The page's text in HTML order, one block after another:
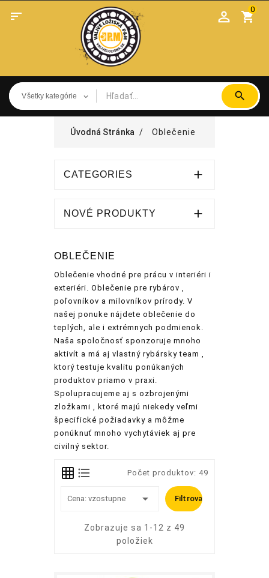
 shopping_cart
0
Úvodná Stránka Oblečenie
CATEGORIES 
NOVÉ PRODUKTY 
OBLEČENIE
Oblečenie vhodné pre prácu v interiéri i
exteriéri. Oblečenie pre rybárov ,
poľovníkov a milovníkov prírody. V
našej ponuke nájdete oblečenie do
teplých, ale i extrémnych podmienok.
Naša spoločnosť sponzoruje mnoho
aktivít a má aj vlastný rybársky team ,
ktorý testuje kvalitu ponúkaných
produktov priamo v praxi.
Spolupracujeme aj s ozbrojenými
zložkami , ktoré majú niekedy veľmi
špecifické požiadavky a môžme
ponúknuť mnoho vychytáviek aj pre
civilný sektor.
Počet produktov: 49
Cena: vzostupne  Filtrovať
Zobrazuje sa 1-12 z 49
položiek